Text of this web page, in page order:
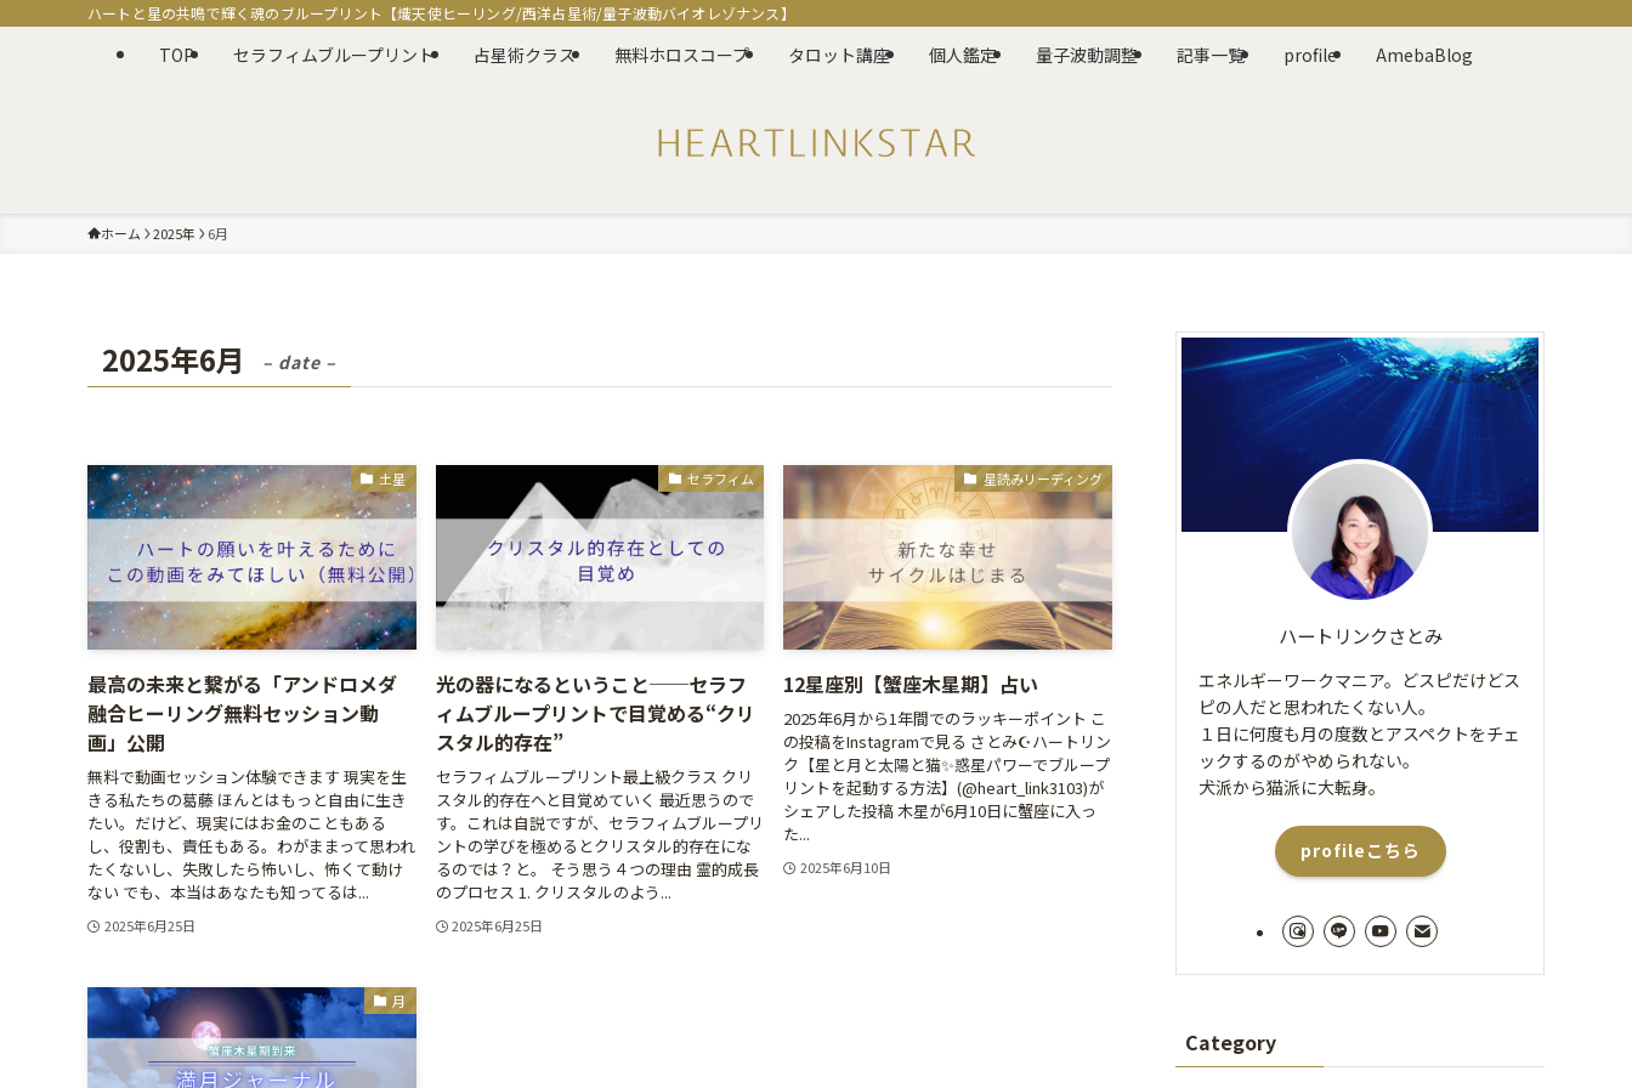
ハートと星の共鳴で輝く魂のブループリント【熾天使ヒーリング/西洋占星術/量子波動バイオレゾナンス】
TOP セラフィムブループリント 占星術クラス 無料ホロスコープ タロット講座 個人鑑定 量子波動調整 記事一覧 profile AmebaBlog
ホーム 2025年 6月
2025年6月 – date –
土星
最高の未来と繋がる「アンドロメダ
融合ヒーリング無料セッション動
画」公開
無料で動画セッション体験できます 現実を生
きる私たちの葛藤 ほんとはもっと自由に生き
たい。だけど、現実にはお金のこともある
し、役割も、責任もある。わがままって思われ
たくないし、失敗したら怖いし、怖くて動け
ない でも、本当はあなたも知ってるは...
2025年6月25日
セラフィム
光の器になるということ──セラフ
ィムブループリントで目覚める“クリ
スタル的存在”
セラフィムブループリント最上級クラス クリ
スタル的存在へと目覚めていく 最近思うので
す。これは自説ですが、セラフィムブループリ
ントの学びを極めるとクリスタル的存在にな
るのでは？と。 そう思う４つの理由 霊的成長
のプロセス 1. クリスタルのよう...
2025年6月25日
星読みリーディング
12星座別【蟹座木星期】占い
2025年6月から1年間でのラッキーポイント こ
の投稿をInstagramで見る さとみ☪️ハートリン
ク【星と月と太陽と猫✨️惑星パワーでブループ
リントを起動する方法】(@heart_link3103)が
シェアした投稿 木星が6月10日に蟹座に入っ
た...
2025年6月10日
月
ハートリンクさとみ
エネルギーワークマニア。どスピだけどス
ピの人だと思われたくない人。
１日に何度も月の度数とアスペクトをチェ
ックするのがやめられない。
犬派から猫派に大転身。
profileこちら
Category